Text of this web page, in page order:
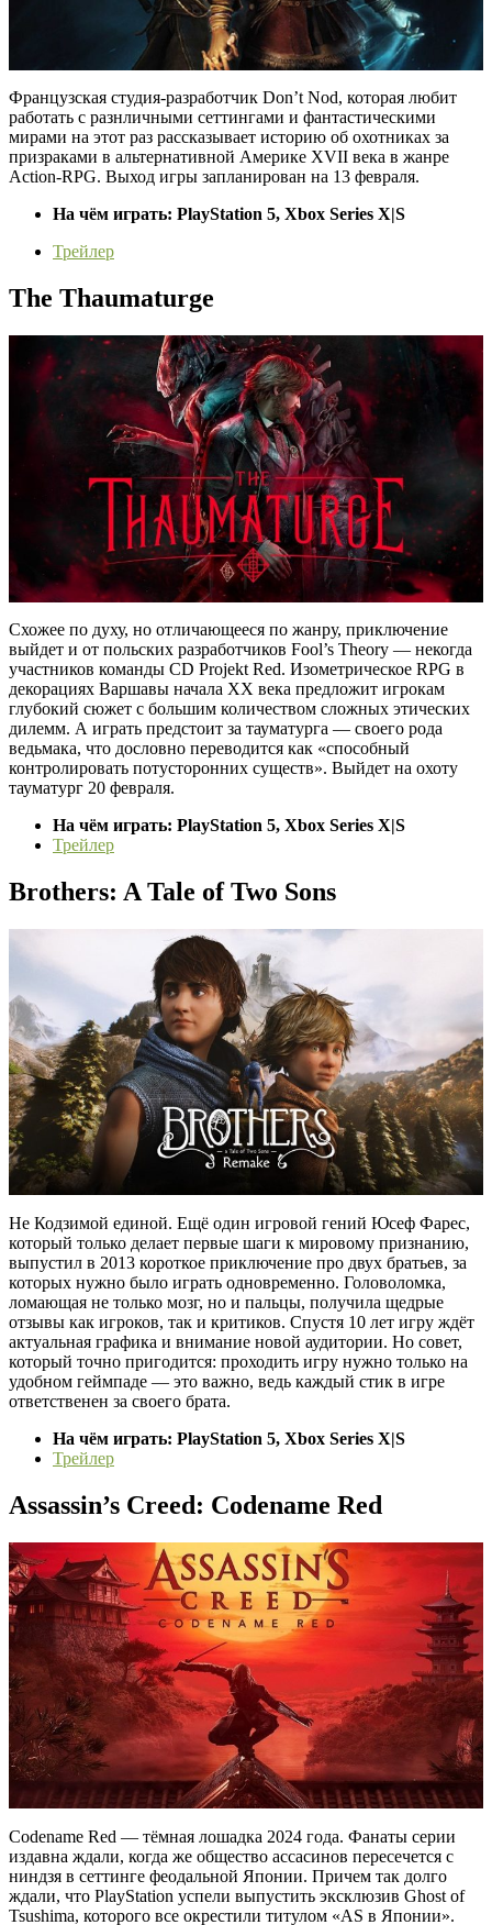
Французская студия-разработчик Don’t Nod, которая любит
работать с разнличными сеттингами и фантастическими
мирами на этот раз рассказывает историю об охотниках за
призраками в альтернативной Америке XVII века в жанре
Action-RPG. Выход игры запланирован на 13 февраля.
На чём играть: PlayStation 5, Xbox Series X|S
Трейлер
The Thaumaturge
Схожее по духу, но отличающееся по жанру, приключение
выйдет и от польских разработчиков Fool’s Theory — некогда
участников команды CD Projekt Red. Изометрическое RPG в
декорациях Варшавы начала XX века предложит игрокам
глубокий сюжет с большим количеством сложных этических
дилемм. А играть предстоит за тауматурга — своего рода
ведьмака, что дословно переводится как «способный
контролировать потусторонних существ». Выйдет на охоту
тауматург 20 февраля.
На чём играть: PlayStation 5, Xbox Series X|S
Трейлер
Brothers: A Tale of Two Sons
Не Кодзимой единой. Ещё один игровой гений Юсеф Фарес,
который только делает первые шаги к мировому признанию,
выпустил в 2013 короткое приключение про двух братьев, за
которых нужно было играть одновременно. Головоломка,
ломающая не только мозг, но и пальцы, получила щедрые
отзывы как игроков, так и критиков. Спустя 10 лет игру ждёт
актуальная графика и внимание новой аудитории. Но совет,
который точно пригодится: проходить игру нужно только на
удобном геймпаде — это важно, ведь каждый стик в игре
ответственен за своего брата.
На чём играть: PlayStation 5, Xbox Series X|S
Трейлер
Assassin’s Creed: Codename Red
Codename Red — тёмная лошадка 2024 года. Фанаты серии
издавна ждали, когда же общество ассасинов пересечется с
ниндзя в сеттинге феодальной Японии. Причем так долго
ждали, что PlayStation успели выпустить эксклюзив Ghost of
Tsushima, которого все окрестили титулом «AS в Японии».